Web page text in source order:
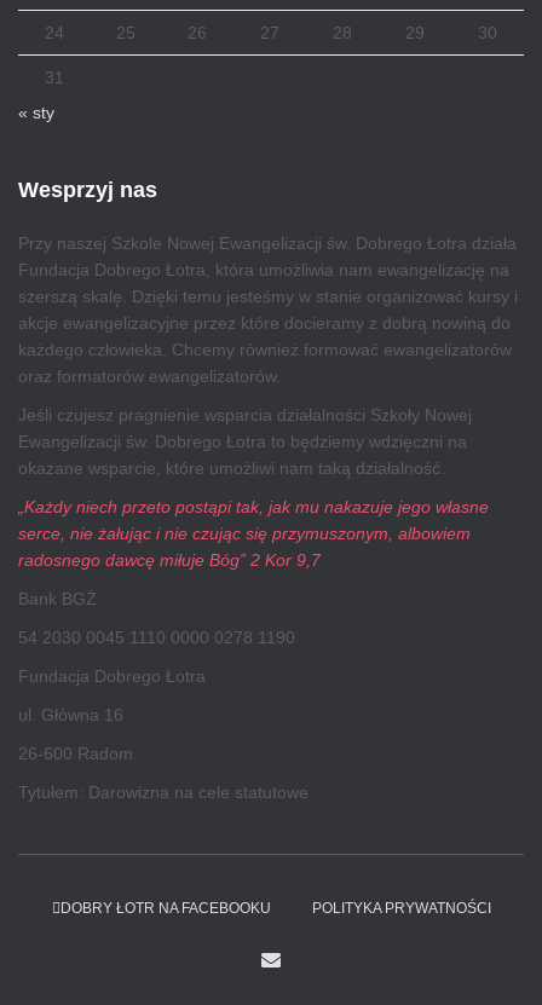
24 25 26 27 28 29 30
31
« sty
Wesprzyj nas
Przy naszej Szkole Nowej Ewangelizacji św. Dobrego Łotra działa
Fundacja Dobrego Łotra, która umożliwia nam ewangelizację na
szerszą skalę. Dzięki temu jesteśmy w stanie organizować kursy i
akcje ewangelizacyjne przez które docieramy z dobrą nowiną do
każdego człowieka. Chcemy również formować ewangelizatorów
oraz formatorów ewangelizatorów.
Jeśli czujesz pragnienie wsparcia działalności Szkoły Nowej
Ewangelizacji św. Dobrego Łotra to będziemy wdzięczni na
okazane wsparcie, które umożliwi nam taką działalność.
„Każdy niech przeto postąpi tak, jak mu nakazuje jego własne
serce, nie żałując i nie czując się przymuszonym, albowiem
radosnego dawcę miłuje Bóg” 2 Kor 9,7
Bank BGŻ
54 2030 0045 1110 0000 0278 1190
Fundacja Dobrego Łotra
ul. Główna 16
26-600 Radom
Tytułem: Darowizna na cele statutowe
DOBRY ŁOTR NA FACEBOOKU POLITYKA PRYWATNOŚCI